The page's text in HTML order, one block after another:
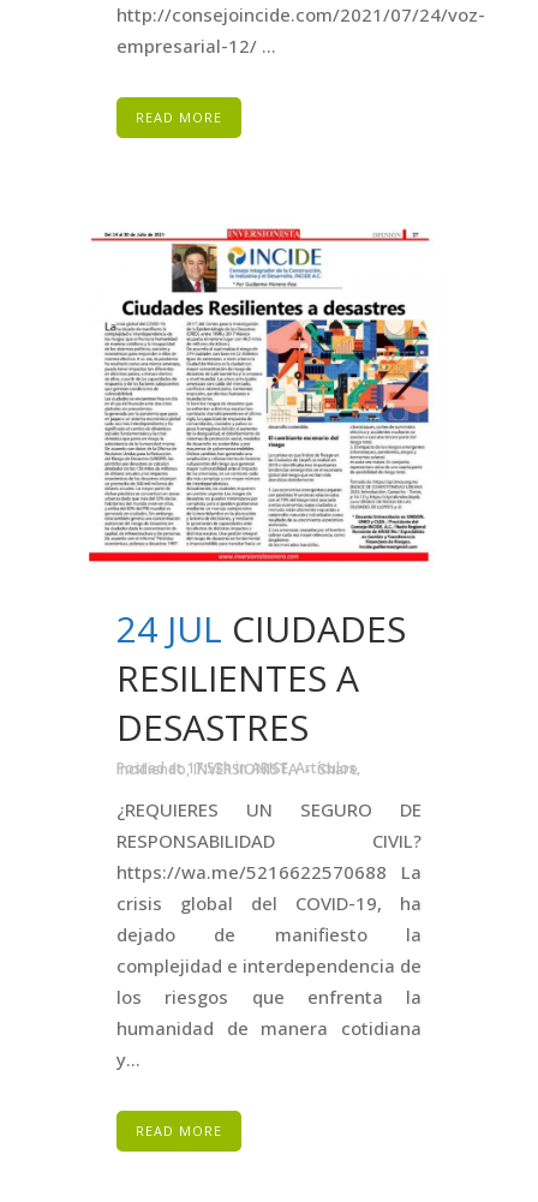
http://consejoincide.com/2021/07/24/voz-
empresarial-12/ ...
READ MORE
24 JUL CIUDADES
RESILIENTES A
DESASTRES
Posted at 17:53hinARISE,Artículos,
Incidiendo,INVERSIONISTA Share
¿REQUIERES UN SEGURO DE
RESPONSABILIDAD CIVIL?
https://wa.me/5216622570688 La
crisis global del COVID-19, ha
dejado de manifiesto la
complejidad e interdependencia de
los riesgos que enfrenta la
humanidad de manera cotidiana
y...
READ MORE